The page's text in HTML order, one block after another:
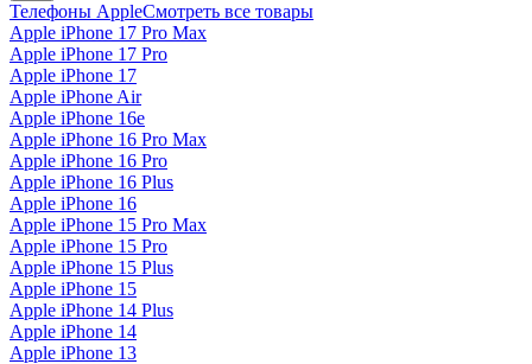
Телефоны AppleСмотреть все товары
Apple iPhone 17 Pro Max
Apple iPhone 17 Pro
Apple iPhone 17
Apple iPhone Air
Apple iPhone 16e
Apple iPhone 16 Pro Max
Apple iPhone 16 Pro
Apple iPhone 16 Plus
Apple iPhone 16
Apple iPhone 15 Pro Max
Apple iPhone 15 Pro
Apple iPhone 15 Plus
Apple iPhone 15
Apple iPhone 14 Plus
Apple iPhone 14
Apple iPhone 13